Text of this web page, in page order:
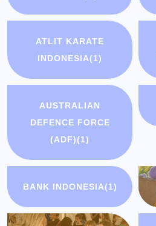
ATLIT KARATE
INDONESIA(1)
AUSTRALIAN
DEFENCE FORCE
(ADF)(1)
BANK INDONESIA(1)